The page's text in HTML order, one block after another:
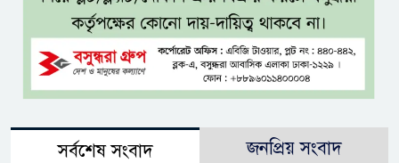
সর্বশেষ সংবাদ জনপ্রিয় সংবাদ